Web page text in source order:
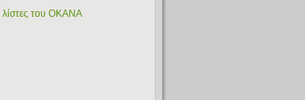
λίστες του ΟΚΑΝΑ